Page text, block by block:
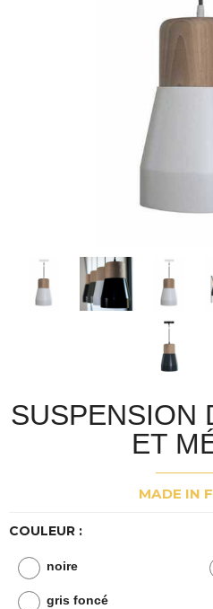
SUSPENSION
ET
MADE IN
COULEUR :
noire
gris foncé